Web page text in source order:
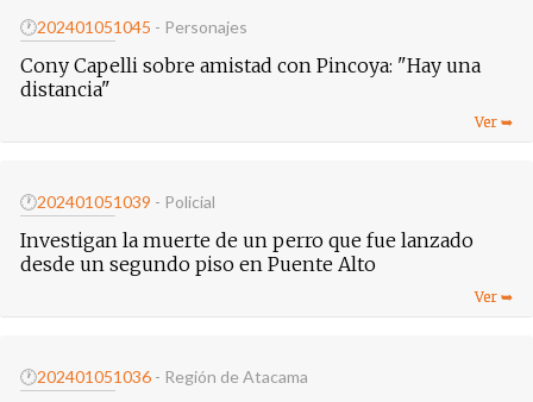
🕐202401051045 - Personajes
Cony Capelli sobre amistad con Pincoya: "Hay una
distancia"
🕐202401051039 - Policial
Investigan la muerte de un perro que fue lanzado
desde un segundo piso en Puente Alto
🕐202401051036 - Región de Atacama